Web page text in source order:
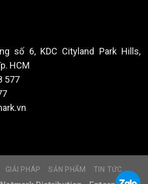
số 6, KDC Cityland Park Hills,
HCM
577
GIẢI PHÁP SẢN PHẨM TIN TỨC